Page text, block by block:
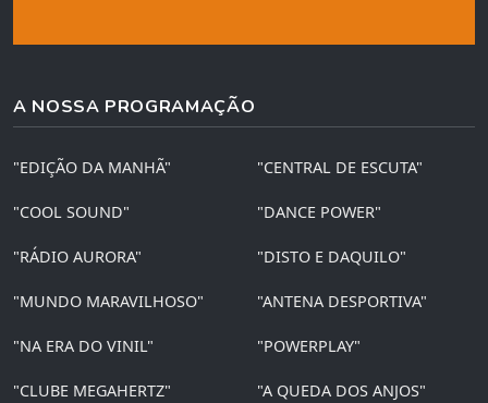
A NOSSA PROGRAMAÇÃO
"EDIÇÃO DA MANHÃ" "CENTRAL DE ESCUTA"
"COOL SOUND" "DANCE POWER"
"RÁDIO AURORA" "DISTO E DAQUILO"
"MUNDO MARAVILHOSO" "ANTENA DESPORTIVA"
"NA ERA DO VINIL" "POWERPLAY"
"CLUBE MEGAHERTZ" "A QUEDA DOS ANJOS"